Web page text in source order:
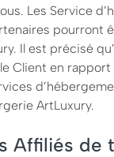
Les Service
pourront
Il est précisé
Client en rapport
ArtLuxury.
Affiliés de